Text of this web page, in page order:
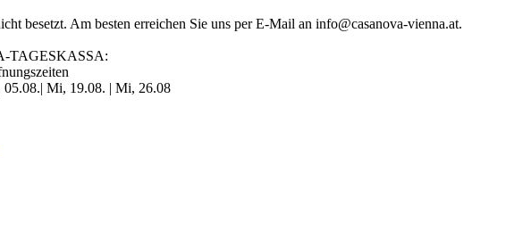
besetzt. Am besten erreichen Sie uns per E-Mail an info@casanova-vienna.at.
TAGESKASSA:
Mi, 19.08. | Mi, 26.08